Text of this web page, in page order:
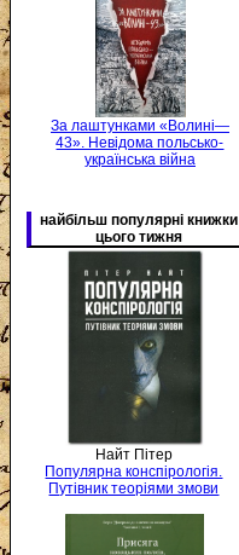
За лаштунками «Волині—
43». Невідома польсько-
українська війна
найбільш популярні книжки
цього тижня
Найт Пітер
Популярна конспірологія.
Путівник теоріями змови